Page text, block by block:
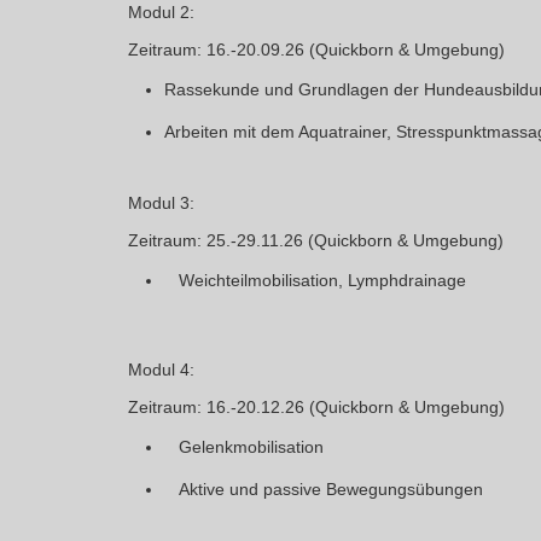
Modul 2:
Zeitraum: 16.-20.09.26 (Quickborn & Umgebung)
Rassekunde und Grundlagen der
Arbeiten mit dem Aquatrainer,
Modul 3:
Zeitraum: 25.-29.11.26 (Quickborn & Umgebung)
Weichteilmobilisation, Lymphdrainage
Modul 4:
Zeitraum: 16.-20.12.26 (Quickborn & Umgebung)
Gelenkmobilisation
Aktive und passive Bewegungsübungen